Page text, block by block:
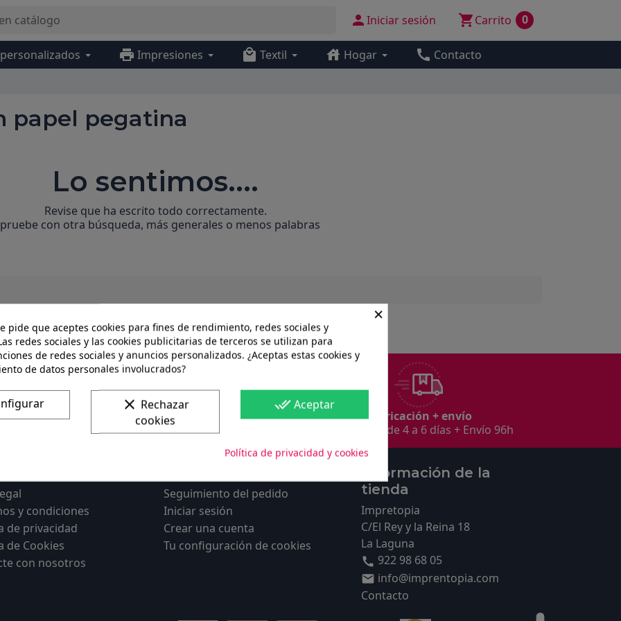
Iniciar sesión Carrito 0
print Impresiones local_mall Textil house Hogar call Contacto
papel pegatina
Lo sentimos....
Revise que ha escrito todo correctamente.
con otra búsqueda, más generales o menos palabras
100%
Pago seguro
Fabricación + envío
Fabricación de 4 a 6 días + Envío 96h
y condiciones
de privacidad
de Cookies
con nosotros
Seguimiento del pedido
Iniciar sesión
Crear una cuenta
Tu configuración de cookies
Información de la
tienda
Impretopia
C/El Rey y la Reina 18
La Laguna
 922 98 68 05
 info@imprentopia.com
Contacto
×
pide que aceptes cookies para fines de rendimiento, redes sociales y
redes sociales y las cookies publicitarias de terceros se utilizan para
de redes sociales y anuncios personalizados. ¿Aceptas estas cookies y
de datos personales involucrados?
done_allAceptar
clear Rechazar
cookies
Política de privacidad y cookies